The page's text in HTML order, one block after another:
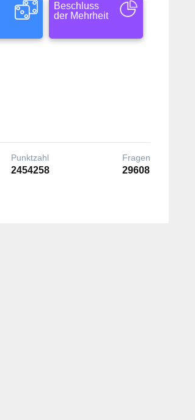
Beschluss
der Mehrheit
Punktzahl
2454258
Fragen
29608